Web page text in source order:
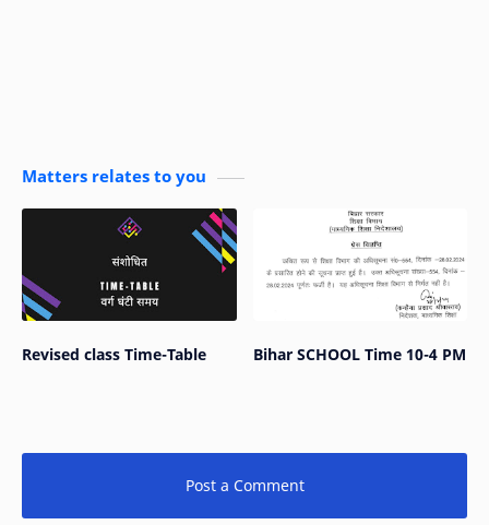
Matters relates to you
Revised class Time-Table Bihar SCHOOL Time 10-4 PM
Post a Comment